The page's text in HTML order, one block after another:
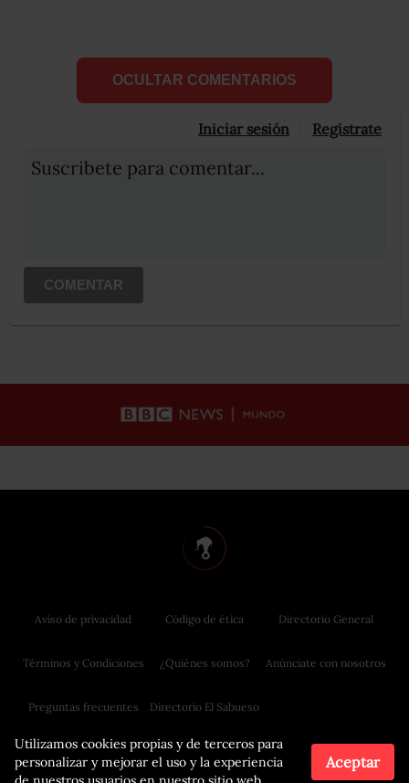
OCULTAR COMENTARIOS
Iniciar sesión Registrate
Suscribete para comentar...
COMENTAR
Utilizamos cookies propias y de terceros para
personalizar y mejorar el uso y la experiencia
Aceptar
Aviso de privacidad
Términos y Condiciones
Preguntas frecuentes
Código de ética
¿Quiénes somos?
Directorio El Sabueso
Directorio General
Anúnciate con nosotros